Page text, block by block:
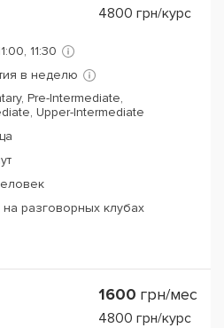
4800 грн/курс
11:30
в неделю
Pre-Intermediate,
Upper-Intermediate
на разговорных клубах
1600 грн/мес
4800 грн/курс